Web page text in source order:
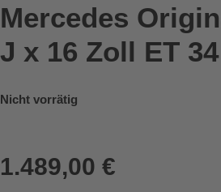
Mercedes
J x 16 Zoll ET 34
Nicht vorrätig
1.489,00 €